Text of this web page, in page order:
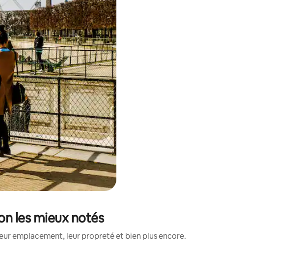
en appuyant et en faisant glisser.
les mieux notés
emplacement, leur propreté et bien plus encore.